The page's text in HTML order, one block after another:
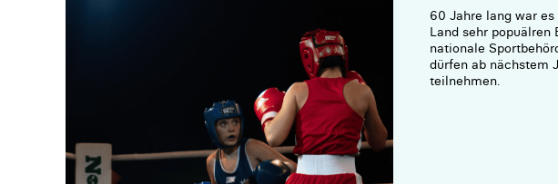
60 Jahre lang war
Land sehr popuälren
nationale
dürfen ab nächstem
teilnehmen.